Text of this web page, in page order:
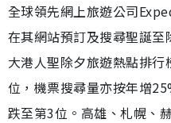
全球領先網上旅遊公司
在其網站預訂及搜尋聖誕
大港人聖除夕旅遊熱點排
位，機票搜尋量亦按年增
跌至第3位。高雄、札幌、